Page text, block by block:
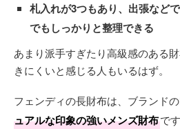
札入れが3つもあり、出張など
でもしっかりと整理できる
あまり派手すぎたり高級感のある
きにくいと感じる人もいるはず。
フェンディの長財布は、ブランド
ュアルな印象の強いメンズ財布で